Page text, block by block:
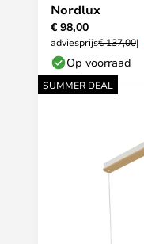
Nordlux
€ 98,00
adviesprijs€ 137,00
Op voorraad
SUMMER DEAL